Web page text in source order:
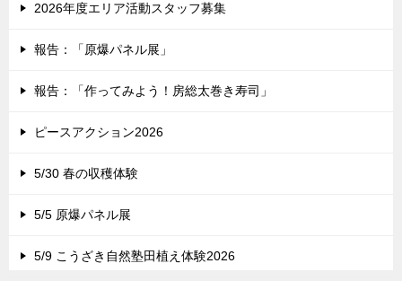
2026年度エリア活動スタッフ募集
報告：「原爆パネル展」
報告：「作ってみよう！房総太巻き寿司」
ピースアクション2026
5/30 春の収穫体験
5/5 原爆パネル展
5/9 こうざき自然塾田植え体験2026